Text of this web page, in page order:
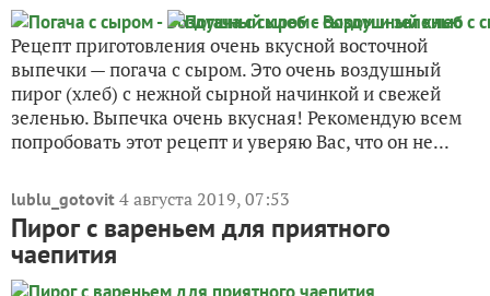
Рецепт приготовления очень вкусной восточной
выпечки — погача с сыром. Это очень воздушный
пирог (хлеб) с нежной сырной начинкой и свежей
зеленью. Выпечка очень вкусная! Рекомендую всем
попробовать этот рецепт и уверяю Вас, что он не...
lublu_gotovit 4 августа 2019, 07:53
Пирог с вареньем для приятного
чаепития